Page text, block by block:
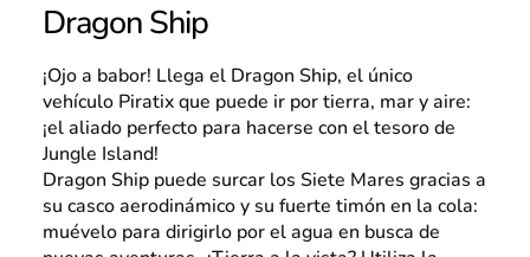
España
Search
Dragon Ship
¡Ojo a babor! Llega el Dragon Ship, el único
vehículo Piratix que puede ir por tierra, mar y aire:
¡el aliado perfecto para hacerse con el tesoro de
Jungle Island!
Dragon Ship puede surcar los Siete Mares gracias a
su casco aerodinámico y su fuerte timón en la cola:
muévelo para dirigirlo por el agua en busca de